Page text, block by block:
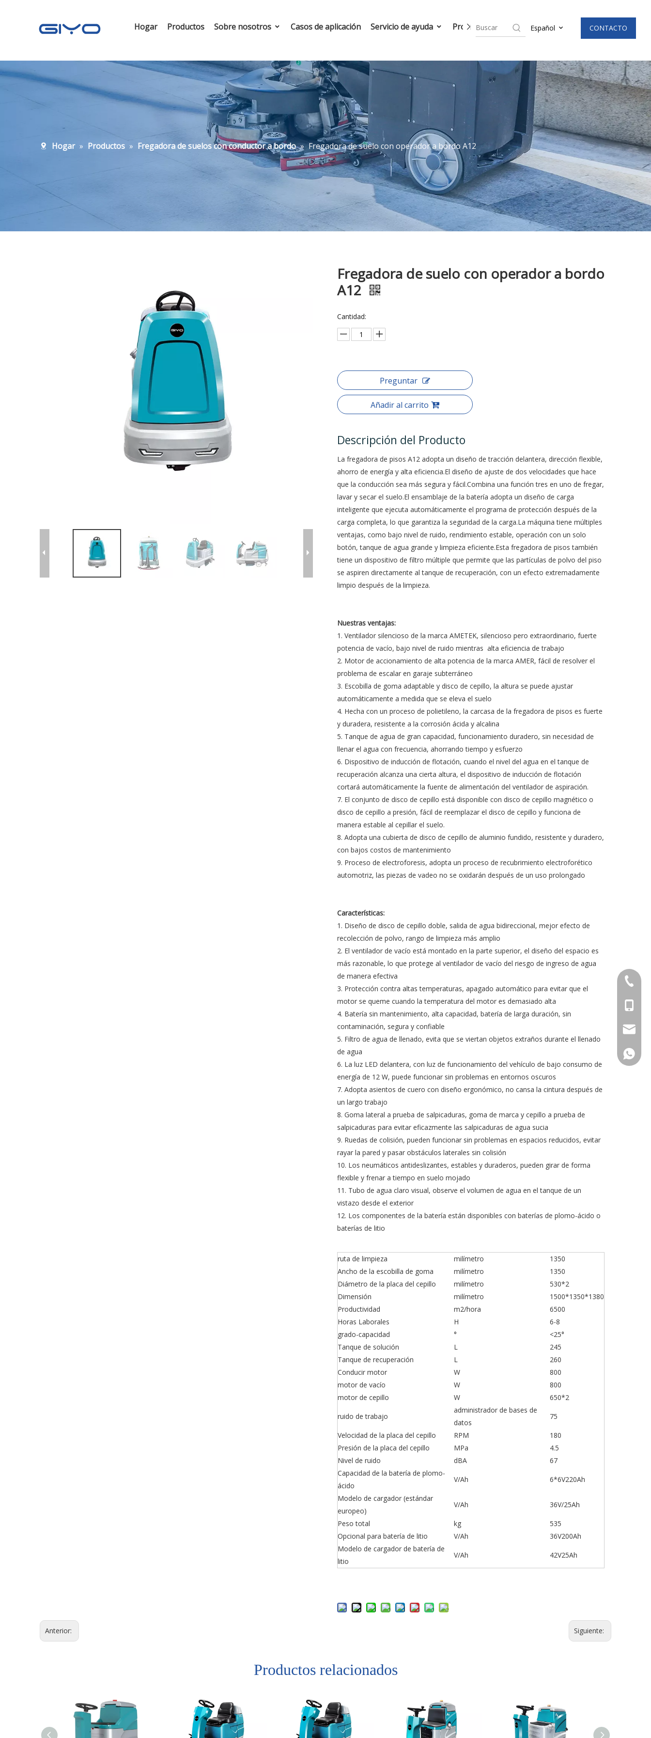
Hogar Productos Sobre nosotros Casos de aplicación Servicio de ayuda Proceso de producción Noticias
Español CONTACTO
Hogar » Productos » Fregadora de suelos con conductor a bordo » Fregadora de suelo con operador a bordo A12
Fregadora de suelo con operador a bordo
A12
Cantidad:
Preguntar
Añadir al carrito
Descripción del Producto
La fregadora de pisos A12 adopta un diseño de tracción delantera, dirección flexible,
ahorro de energía y alta eficiencia.El diseño de ajuste de dos velocidades que hace
que la conducción sea más segura y fácil.Combina una función tres en uno de fregar,
lavar y secar el suelo.El ensamblaje de la batería adopta un diseño de carga
inteligente que ejecuta automáticamente el programa de protección después de la
carga completa, lo que garantiza la seguridad de la carga.La máquina tiene múltiples
ventajas, como bajo nivel de ruido, rendimiento estable, operación con un solo
botón, tanque de agua grande y limpieza eficiente.Esta fregadora de pisos también
tiene un dispositivo de filtro múltiple que permite que las partículas de polvo del piso
se aspiren directamente al tanque de recuperación, con un efecto extremadamente
limpio después de la limpieza.
Nuestras ventajas:
1. Ventilador silencioso de la marca AMETEK, silencioso pero extraordinario, fuerte
potencia de vacío, bajo nivel de ruido mientras alta eficiencia de trabajo
2. Motor de accionamiento de alta potencia de la marca AMER, fácil de resolver el
problema de escalar en garaje subterráneo
3. Escobilla de goma adaptable y disco de cepillo, la altura se puede ajustar
automáticamente a medida que se eleva el suelo
4. Hecha con un proceso de polietileno, la carcasa de la fregadora de pisos es fuerte
y duradera, resistente a la corrosión ácida y alcalina
5. Tanque de agua de gran capacidad, funcionamiento duradero, sin necesidad de
llenar el agua con frecuencia, ahorrando tiempo y esfuerzo
6. Dispositivo de inducción de flotación, cuando el nivel del agua en el tanque de
recuperación alcanza una cierta altura, el dispositivo de inducción de flotación
cortará automáticamente la fuente de alimentación del ventilador de aspiración.
7. El conjunto de disco de cepillo está disponible con disco de cepillo magnético o
disco de cepillo a presión, fácil de reemplazar el disco de cepillo y funciona de
manera estable al cepillar el suelo.
8. Adopta una cubierta de disco de cepillo de aluminio fundido, resistente y duradero,
con bajos costos de mantenimiento
9. Proceso de electroforesis, adopta un proceso de recubrimiento electroforético
automotriz, las piezas de vadeo no se oxidarán después de un uso prolongado
Características:
1. Diseño de disco de cepillo doble, salida de agua bidireccional, mejor efecto de
recolección de polvo, rango de limpieza más amplio
2. El ventilador de vacío está montado en la parte superior, el diseño del espacio es
más razonable, lo que protege al ventilador de vacío del riesgo de ingreso de agua
de manera efectiva
3. Protección contra altas temperaturas, apagado automático para evitar que el
motor se queme cuando la temperatura del motor es demasiado alta
4. Batería sin mantenimiento, alta capacidad, batería de larga duración, sin
contaminación, segura y confiable
5. Filtro de agua de llenado, evita que se viertan objetos extraños durante el llenado
de agua
6. La luz LED delantera, con luz de funcionamiento del vehículo de bajo consumo de
energía de 12 W, puede funcionar sin problemas en entornos oscuros
7. Adopta asientos de cuero con diseño ergonómico, no cansa la cintura después de
un largo trabajo
8. Goma lateral a prueba de salpicaduras, goma de marca y cepillo a prueba de
salpicaduras para evitar eficazmente las salpicaduras de agua sucia
9. Ruedas de colisión, pueden funcionar sin problemas en espacios reducidos, evitar
rayar la pared y pasar obstáculos laterales sin colisión
10. Los neumáticos antideslizantes, estables y duraderos, pueden girar de forma
flexible y frenar a tiempo en suelo mojado
11. Tubo de agua claro visual, observe el volumen de agua en el tanque de un
vistazo desde el exterior
12. Los componentes de la batería están disponibles con baterías de plomo-ácido o
baterías de litio
ruta de limpieza milímetro
1350
Ancho de la escobilla de goma
milímetro
1350
Diámetro de la placa del cepillo
milímetro
530*2
Dimensión
milímetro
1500*1350*1380
Productividad
m2/hora
6500
Horas Laborales
H
6-8
grado-capacidad
°
<25°
Tanque de solución
L
245
Tanque de recuperación
L
260
Conducir motor
W
800
motor de vacío
W
800
motor de cepillo
W 650*2
ruido de trabajo
administrador de bases de
datos
75
Velocidad de la placa del cepillo RPM
180
Presión de la placa del cepillo
MPa
4.5
Nivel de ruido
dBA
67
Capacidad de la batería de plomo-
ácido
V/Ah 6*6V220Ah
Modelo de cargador (estándar
europeo)
V/Ah 36V/25Ah
Peso total kg
535
Opcional para batería de litio
V/Ah
36V200Ah
Modelo de cargador de batería de
litio
V/Ah 42V25Ah
Anterior: Siguiente:
Productos relacionados
+86-
+86-